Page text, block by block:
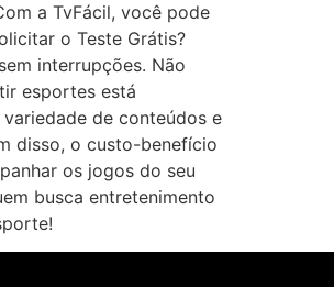
a TvFácil, você pode
o Teste Grátis?
interrupções. Não
esportes está
de conteúdos e
disso, o custo-benefício
os jogos do seu
busca entretenimento